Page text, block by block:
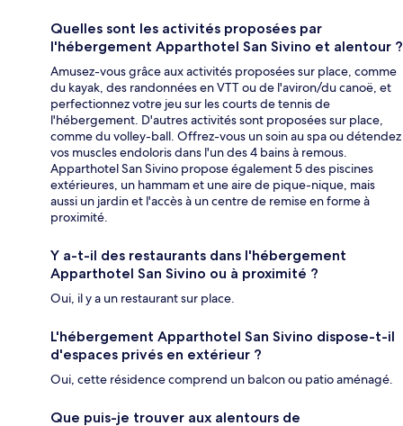
Quelles sont les activités proposées par
l'hébergement Apparthotel San Sivino et alentour ?
Amusez-vous grâce aux activités proposées sur place, comme
du kayak, des randonnées en VTT ou de l'aviron/du canoë, et
perfectionnez votre jeu sur les courts de tennis de
l'hébergement. D'autres activités sont proposées sur place,
comme du volley-ball. Offrez-vous un soin au spa ou détendez
vos muscles endoloris dans l'un des 4 bains à remous.
Apparthotel San Sivino propose également 5 des piscines
extérieures, un hammam et une aire de pique-nique, mais
aussi un jardin et l'accès à un centre de remise en forme à
proximité.
Y a-t-il des restaurants dans l'hébergement
Apparthotel San Sivino ou à proximité ?
Oui, il y a un restaurant sur place.
L'hébergement Apparthotel San Sivino dispose-t-il
d'espaces privés en extérieur ?
Oui, cette résidence comprend un balcon ou patio aménagé.
Que puis-je trouver aux alentours de